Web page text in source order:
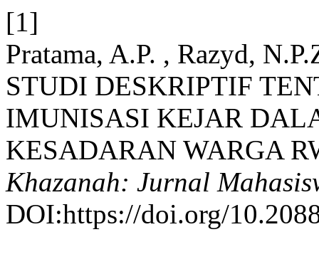
[1]
Pratama, A.P. , Razyd,
STUDI DESKRIPTIF
IMUNISASI KEJAR
KESADARAN WARGA
Khazanah: Jurnal
DOI:https://doi.org/